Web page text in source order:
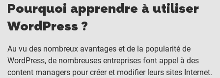
Pourquoi apprendre à utiliser
WordPress ?
Au vu des nombreux avantages et de la popularité de
WordPress, de nombreuses entreprises font appel à des
content managers pour créer et modifier leurs sites Internet.